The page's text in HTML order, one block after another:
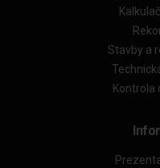
Stavby a
Kontrola